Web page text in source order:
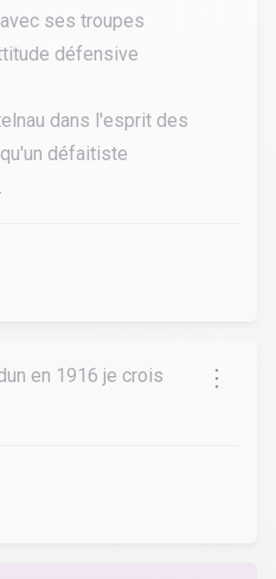
ses troupes
défensive
dans l'esprit des
défaitiste
en 1916 je crois